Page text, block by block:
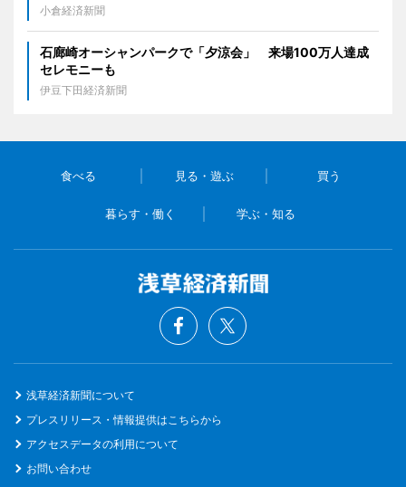
小倉経済新聞
石廊崎オーシャンパークで「夕涼会」 来場100万人達成
セレモニーも
伊豆下田経済新聞
食べる 見る・遊ぶ 買う
暮らす・働く 学ぶ・知る
浅草経済新聞について
プレスリリース・情報提供はこちらから
アクセスデータの利用について
お問い合わせ